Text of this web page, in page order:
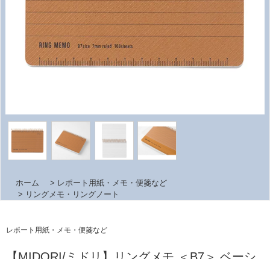
ホーム > レポート用紙・メモ・便箋など
> リングメモ・リングノート
レポート用紙・メモ・便箋など